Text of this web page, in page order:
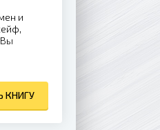
и
КНИГУ